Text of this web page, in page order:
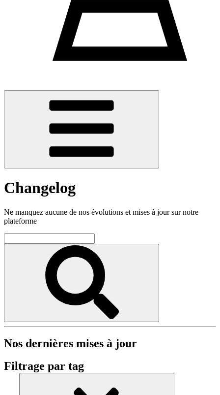
Changelog
Ne manquez aucune de nos évolutions et mises à jour sur notre
plateforme
Nos dernières mises à jour
Filtrage par tag